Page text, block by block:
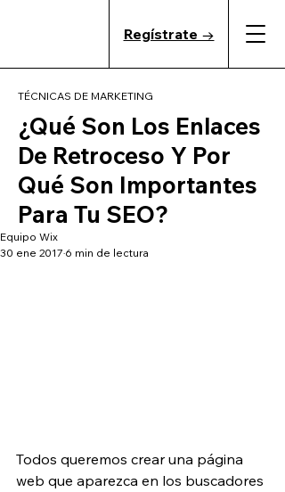
Regístrate →
TÉCNICAS DE MARKETING
¿Qué Son Los Enlaces
De Retroceso Y Por
Qué Son Importantes
Para Tu SEO?
Equipo Wix
30 ene 2017 6 min de lectura
Todos queremos crear una página
web que aparezca en los buscadores